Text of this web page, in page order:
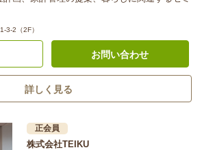
3-2（2F）
お問い合わせ
詳しく見る
正会員
株式会社TEIKU